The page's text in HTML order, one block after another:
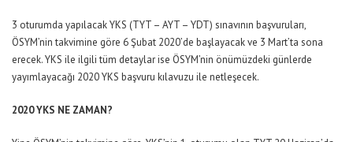
3 oturumda yapılacak YKS (TYT – AYT – YDT) sınavının başvuruları,
ÖSYM’nin takvimine göre 6 Şubat 2020’de başlayacak ve 3 Mart’ta sona
erecek. YKS ile ilgili tüm detaylar ise ÖSYM’nin önümüzdeki günlerde
yayımlayacağı 2020 YKS başvuru kılavuzu ile netleşecek.
2020 YKS NE ZAMAN?